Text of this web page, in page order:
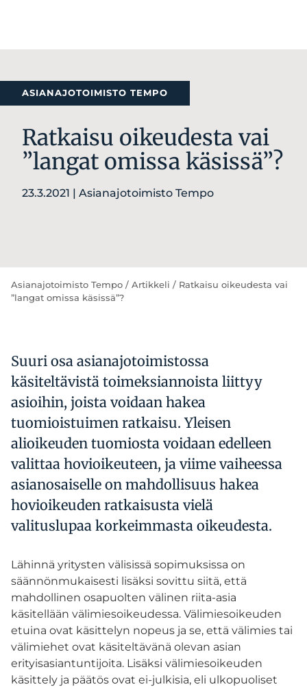
ASIANAJOTOIMISTO TEMPO
Rat­kai­su oi­keu­des­ta vai
”lan­gat omis­sa kä­sis­sä”?
23.3.2021 | Asianajotoimisto Tempo
Asianajotoimisto Tempo / Artikkeli / Ratkaisu oikeudesta vai
”langat omissa käsissä”?
Suuri osa asianajotoimistossa
käsiteltävistä toimeksiannoista liittyy
asioihin, joista voidaan hakea
tuomioistuimen ratkaisu. Yleisen
alioikeuden tuomiosta voidaan edelleen
valittaa hovioikeuteen, ja viime vaiheessa
asianosaiselle on mahdollisuus hakea
hovioikeuden ratkaisusta vielä
valituslupaa korkeimmasta oikeudesta.
Lähinnä yritysten välisissä sopimuksissa on
säännönmukaisesti lisäksi sovittu siitä, että
mahdollinen osapuolten välinen riita-asia
käsitellään välimiesoikeudessa. Välimiesoikeuden
etuina ovat käsittelyn nopeus ja se, että välimies tai
välimiehet ovat käsiteltävänä olevan asian
erityisasiantuntijoita. Lisäksi välimiesoikeuden
käsittely ja päätös ovat ei-julkisia, eli ulkopuoliset